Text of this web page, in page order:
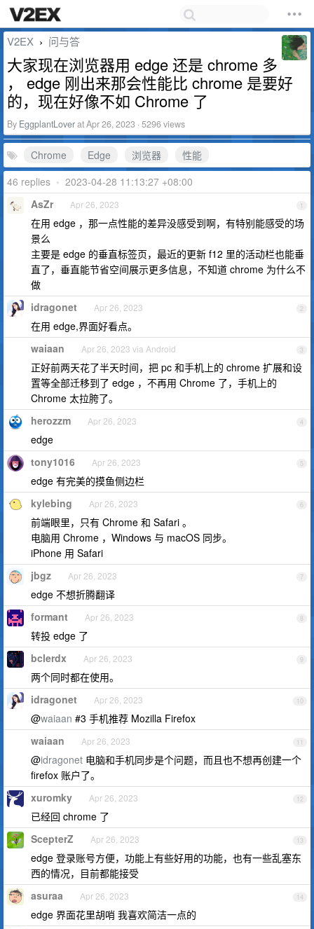
V2EX › 问与答
大家现在浏览器用 edge 还是 chrome 多
， edge 刚出来那会性能比 chrome 是要好
的，现在好像不如 Chrome 了
By EggplantLoverat Apr 26, 2023 · 5296 views
Chrome Edge 浏览器
性能
46 replies • 2023-04-28 11:13:27 +08:00
1
AsZr Apr 26, 2023
在用 edge ，那一点性能的差异没感受到啊，有特别能感受的场
景么
主要是 edge 的垂直标签页，最近的更新 f12 里的活动栏也能垂
直了，垂直能节省空间展示更多信息，不知道 chrome 为什么不
做
2
idragonet Apr 26, 2023
在用 edge,界面好看点。
3
waiaan Apr 26, 2023 via Android
正好前两天花了半天时间，把 pc 和手机上的 chrome 扩展和设
置等全部迁移到了 edge ，不再用 Chrome 了，手机上的
Chrome 太拉胯了。
4
herozzm Apr 26, 2023
edge
5
tony1016 Apr 26, 2023
edge 有完美的摸鱼侧边栏
6
kylebing Apr 26, 2023
前端眼里，只有 Chrome 和 Safari 。
电脑用 Chrome ，Windows 与 macOS 同步。
iPhone 用 Safari
7
jbgz Apr 26, 2023
edge 不想折腾翻译
8
formant Apr 26, 2023
转投 edge 了
9
bclerdx Apr 26, 2023
两个同时都在使用。
10
idragonet Apr 26, 2023
@waiaan #3 手机推荐 Mozilla Firefox
11
waiaan Apr 26, 2023
@idragonet 电脑和手机同步是个问题，而且也不想再创建一个
firefox 账户了。
12
xuromky Apr 26, 2023
已经回 chrome 了
13
ScepterZ Apr 26, 2023
edge 登录账号方便，功能上有些好用的功能，也有一些乱塞东
西的情况，目前都能接受
14
asuraa Apr 26, 2023
edge 界面花里胡哨 我喜欢简洁一点的